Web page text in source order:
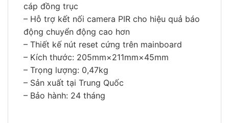
cáp đồng trục
– Hỗ trợ kết nối camera PIR cho hiệu quả báo
động chuyển động cao hơn
– Thiết kế nút reset cứng trên mainboard
– Kích thước: 205mm×211mm×45mm
– Trọng lượng: 0,47kg
– Sản xuất tại Trung Quốc
– Bảo hành: 24 tháng